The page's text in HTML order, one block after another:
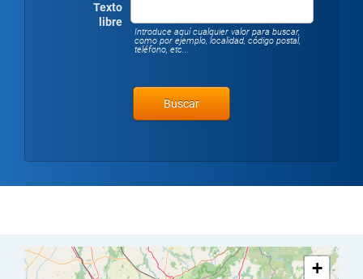
Texto
libre
Introduce aquí cualquier valor para buscar,
como por ejemplo, localidad, código postal,
teléfono, etc...
+